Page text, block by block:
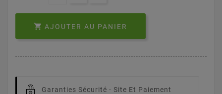
 AJOUTER AU PANIER
Garanties Sécurité - Site Et Paiement